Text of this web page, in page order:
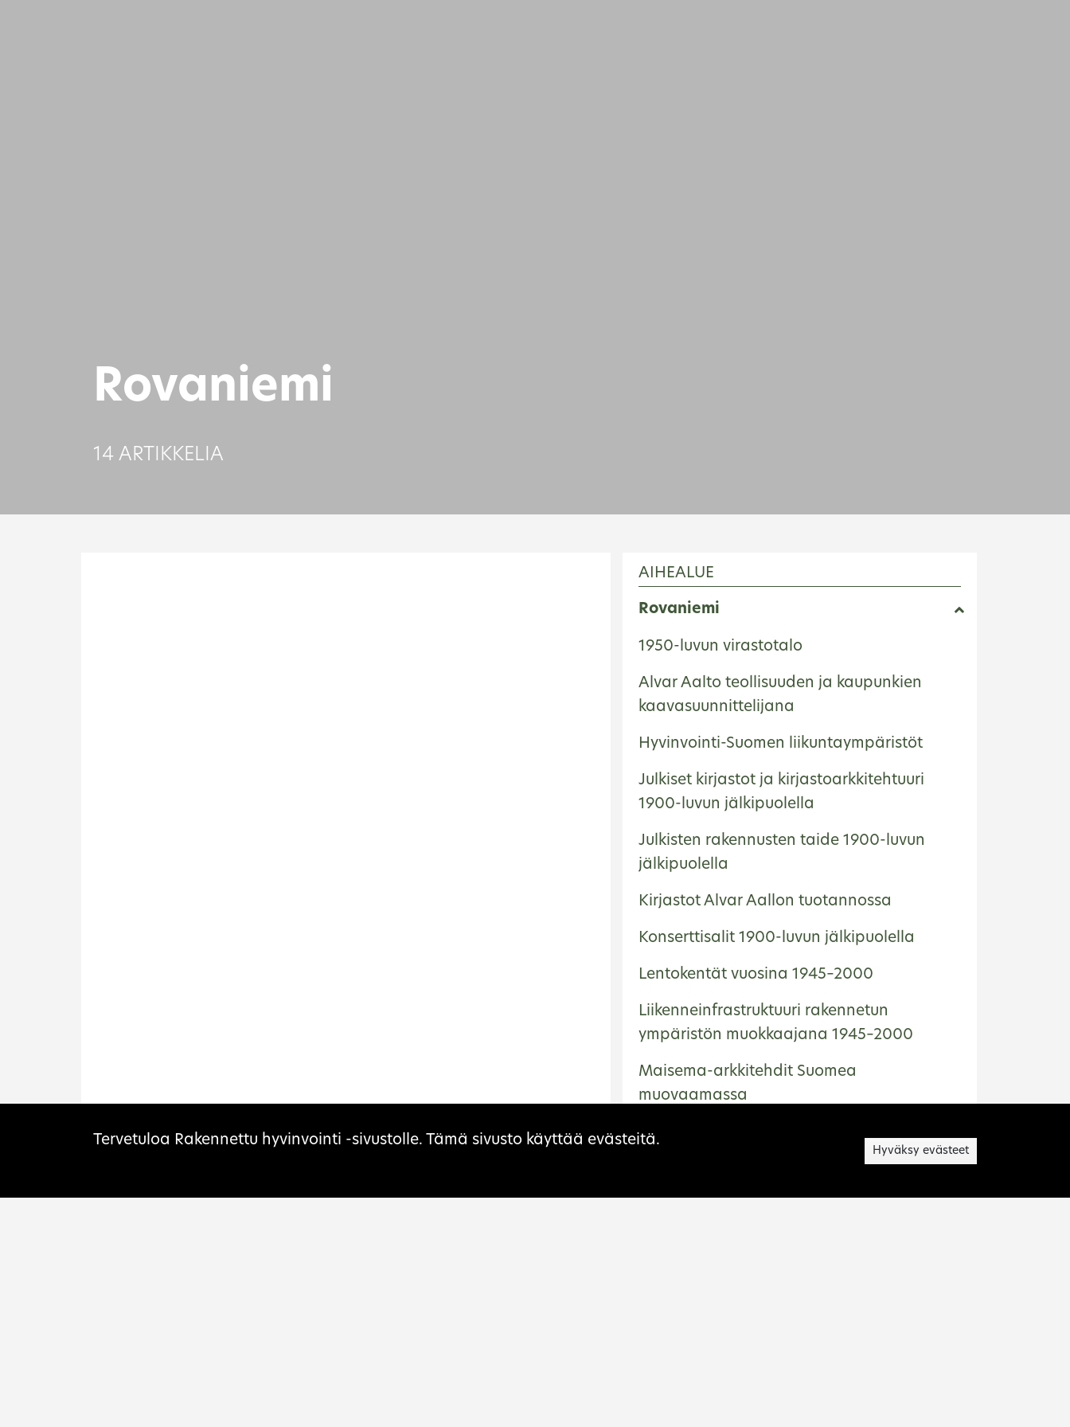
Rovaniemi
14 ARTIKKELIA
AIHEALUE
Rovaniemi
1950-luvun virastotalo
Alvar Aalto teollisuuden ja kaupunkien
kaavasuunnittelijana
Hyvinvointi-Suomen liikuntaympäristöt
Julkiset kirjastot ja kirjastoarkkitehtuuri
1900-luvun jälkipuolella
Julkisten rakennusten taide 1900-luvun
jälkipuolella
Kirjastot Alvar Aallon tuotannossa
Konserttisalit 1900-luvun jälkipuolella
Lentokentät vuosina 1945–2000
Liikenneinfrastruktuuri rakennetun
ympäristön muokkaajana 1945–2000
Maisema-arkkitehdit Suomea
muovaamassa
Museorakennukset 1900-luvun jälkipuolella
Sivuston evästeet
Tervetuloa Rakennettu hyvinvointi -sivustolle. Tämä sivusto käyttää evästeitä.
Hyväksy evästeet